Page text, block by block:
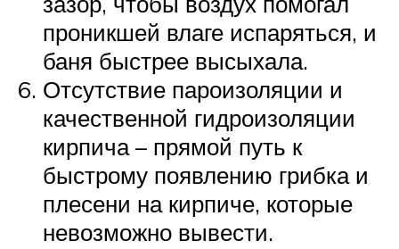
проникшей влаге испаряться, и
баня быстрее высыхала.
Отсутствие пароизоляции и
качественной гидроизоляции
кирпича – прямой путь к
быстрому появлению грибка и
плесени на кирпиче, которые
невозможно вывести.